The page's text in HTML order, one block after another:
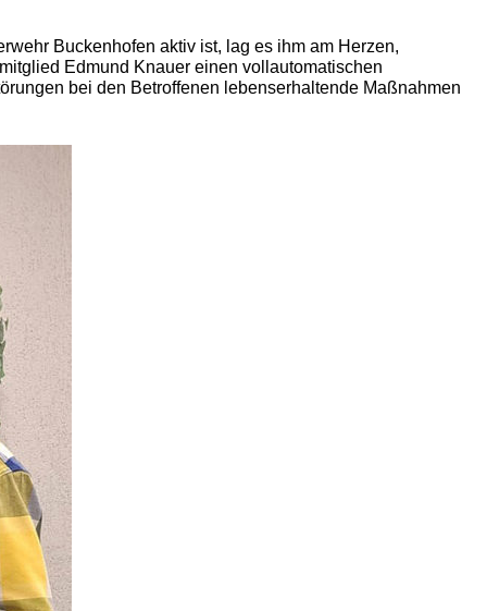
Buckenhofen aktiv ist, lag es ihm am Herzen,
Edmund Knauer einen vollautomatischen
bei den Betroffenen lebenserhaltende Maßnahmen